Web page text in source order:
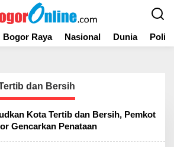
Bogor Raya Nasional Dunia
dan Bersih
Kota Tertib dan Bersih, Pemkot
Gencarkan Penataan